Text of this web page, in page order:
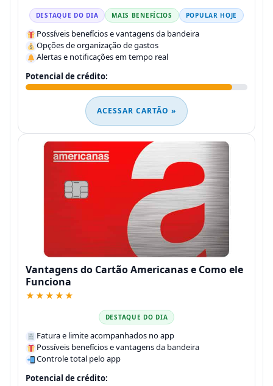
DESTAQUE DO DIA MAIS BENEFÍCIOS POPULAR HOJE
Possíveis benefícios e vantagens da bandeira
Opções de organização de gastos
Alertas e notificações em tempo real
Potencial de crédito:
ACESSAR CARTÃO »
Vantagens do Cartão Americanas e Como ele
Funciona
★★★★★
DESTAQUE DO DIA
Fatura e limite acompanhados no app
Possíveis benefícios e vantagens da bandeira
Controle total pelo app
Potencial de crédito: